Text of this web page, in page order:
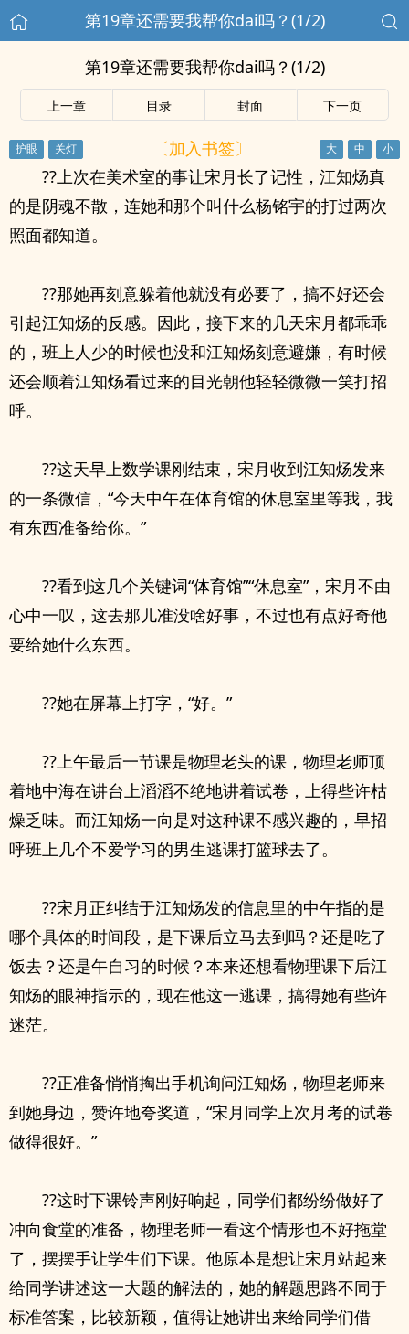
第19章还需要我帮你dai吗？(1/2)
第19章还需要我帮你dai吗？(1/2)
上一章 目录 封面 下一页
〔加入书签〕
??上次在美术室的事让宋月长了记性，江知炀真
的是阴魂不散，连她和那个叫什么杨铭宇的打过两次
照面都知道。
??那她再刻意躲着他就没有必要了，搞不好还会
引起江知炀的反感。因此，接下来的几天宋月都乖乖
的，班上人少的时候也没和江知炀刻意避嫌，有时候
还会顺着江知炀看过来的目光朝他轻轻微微一笑打招
呼。
??这天早上数学课刚结束，宋月收到江知炀发来
的一条微信，“今天中午在体育馆的休息室里等我，我
有东西准备给你。”
??看到这几个关键词“体育馆”“休息室”，宋月不由
心中一叹，这去那儿准没啥好事，不过也有点好奇他
要给她什么东西。
??她在屏幕上打字，“好。”
??上午最后一节课是物理老头的课，物理老师顶
着地中海在讲台上滔滔不绝地讲着试卷，上得些许枯
燥乏味。而江知炀一向是对这种课不感兴趣的，早招
呼班上几个不爱学习的男生逃课打篮球去了。
??宋月正纠结于江知炀发的信息里的中午指的是
哪个具体的时间段，是下课后立马去到吗？还是吃了
饭去？还是午自习的时候？本来还想看物理课下后江
知炀的眼神指示的，现在他这一逃课，搞得她有些许
迷茫。
??正准备悄悄掏出手机询问江知炀，物理老师来
到她身边，赞许地夸奖道，“宋月同学上次月考的试卷
做得很好。”
??这时下课铃声刚好响起，同学们都纷纷做好了
冲向食堂的准备，物理老师一看这个情形也不好拖堂
了，摆摆手让学生们下课。他原本是想让宋月站起来
给同学讲述这一大题的解法的，她的解题思路不同于
标准答案，比较新颖，值得让她讲出来给同学们借